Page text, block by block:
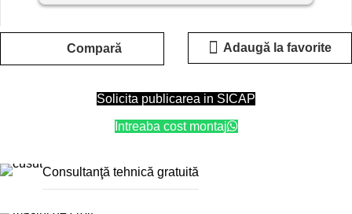
Compară Adaugă la favorite
Solicita publicarea in SICAP
Intreaba cost montaj
Consultanţă tehnică gratuită